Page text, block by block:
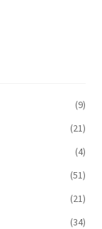
(9)
(21)
(4)
(51)
(21)
(34)